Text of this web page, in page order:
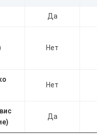
Да
Нет
Нет
Да